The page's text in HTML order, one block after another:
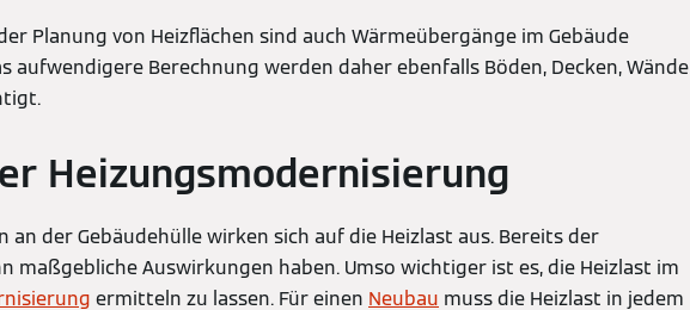
Planung von Heizflächen sind auch Wärmeübergänge im Gebäude
aufwendigere Berechnung werden daher ebenfalls Böden, Decken, Wände
Heizungsmodernisierung
an der Gebäudehülle wirken sich auf die Heizlast aus. Bereits der
maßgebliche Auswirkungen haben. Umso wichtiger ist es, die Heizlast im
ermitteln zu lassen. Für einen Neubau muss die Heizlast in jedem